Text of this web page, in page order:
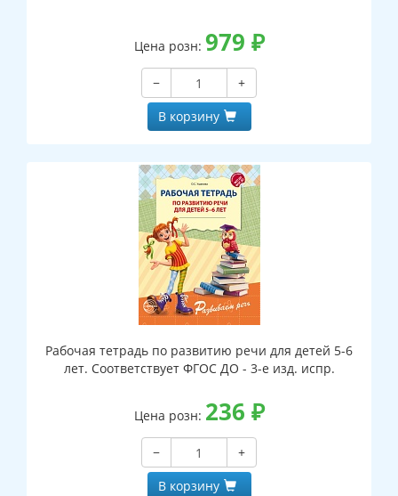
Цена розн: 979 ₽
−
+
В корзину
Рабочая тетрадь по развитию речи для детей 5-6
лет. Соответствует ФГОС ДО - 3-е изд. испр.
Цена розн: 236 ₽
−
+
В корзину